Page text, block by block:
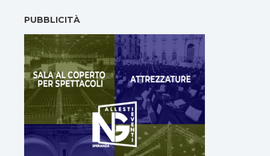
PUBBLICITÀ